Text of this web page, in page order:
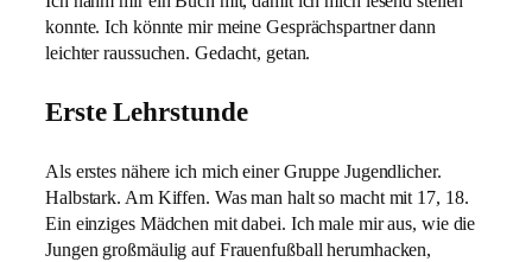
konnte. Ich könnte mir meine Gesprächspartner dann
leichter raussuchen. Gedacht, getan.
Erste Lehrstunde
Als erstes nähere ich mich einer Gruppe Jugendlicher.
Halbstark. Am Kiffen. Was man halt so macht mit 17, 18.
Ein einziges Mädchen mit dabei. Ich male mir aus, wie die
Jungen großmäulig auf Frauenfußball herumhacken,